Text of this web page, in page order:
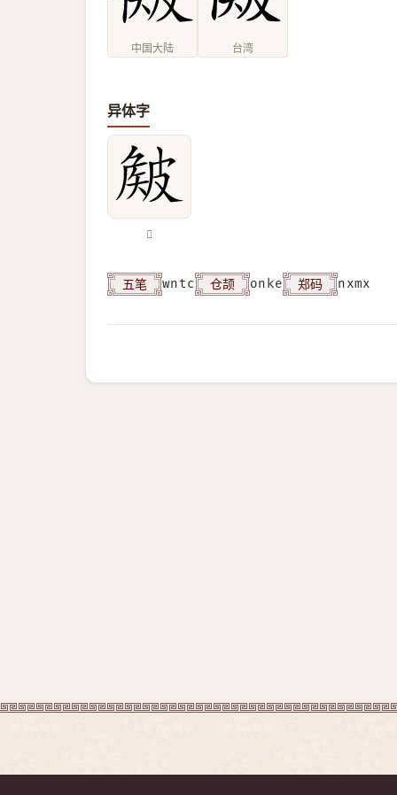
中国大陆 台湾
异体字
𥀄
五笔 wntc 仓颉 onke 郑码 nxmx